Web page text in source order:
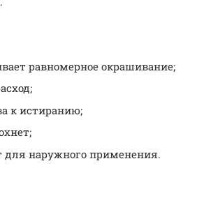
равномерное окрашивание;
к истиранию;
для наружного применения.